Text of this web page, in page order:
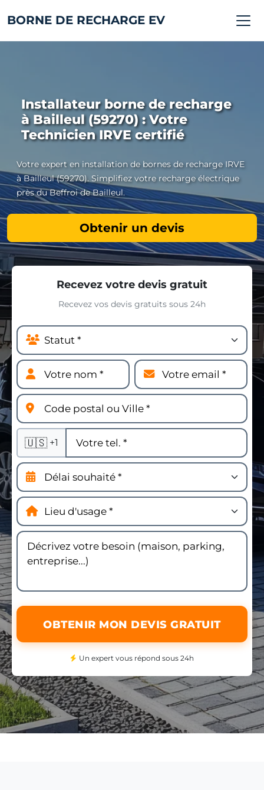
BORNE DE RECHARGE EV
Installateur borne de recharge
à Bailleul (59270) : Votre
Technicien IRVE certifié
Votre expert en installation de bornes de recharge IRVE
à Bailleul (59270). Simplifiez votre recharge électrique
près du Beffroi de Bailleul.
Obtenir un devis
Recevez votre devis gratuit
Recevez vos devis gratuits sous 24h
🇺🇸 +1
OBTENIR MON DEVIS GRATUIT
Un expert vous répond sous 24h